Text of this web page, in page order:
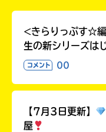
<きらりっぷす☆
生の新シリーズは
コメント 00
【7月3日更新】
屋